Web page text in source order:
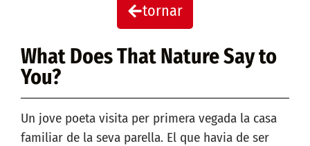
tornar
What Does That Nature Say to
You?
Un jove poeta visita per primera vegada la casa
familiar de la seva parella. El que havia de ser